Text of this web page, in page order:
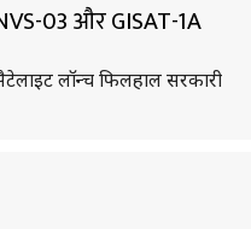
03 और GISAT-1A
लॉन्च फिलहाल सरकारी